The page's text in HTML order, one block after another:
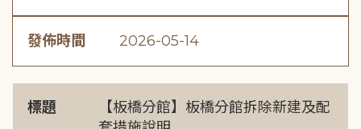
發佈時間 2026-05-14
標題
【板橋分館】板橋分館拆除新建及配